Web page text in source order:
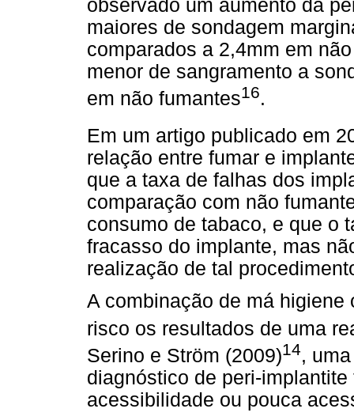
observado um aumento da
maiores de sondagem
comparados a 2,4mm em
menor de sangramento a
em não fumantes16.
Em um artigo publicado em
relação entre fumar e
que a taxa de falhas dos
comparação com não
consumo de tabaco, e que o
fracasso do implante, mas
realização de tal
A combinação de má
risco os resultados de uma
Serino e Ström (2009)14,
diagnóstico de peri-
acessibilidade ou pouca